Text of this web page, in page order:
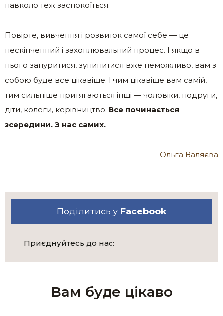
навколо теж заспокоїться.
Повірте, вивчення і розвиток самої себе — це
нескінченний і захоплювальний процес. І якщо в
нього зануритися, зупинитися вже неможливо, вам з
собою буде все цікавіше. І чим цікавіше вам самій,
тим сильніше притягаються інші — чоловіки, подруги,
діти, колеги, керівництво. Все починається
зсередини. З нас самих.
Ольга Валяєва
Поділитись у Facebook
Приєднуйтесь до нас:
Вам буде цікаво